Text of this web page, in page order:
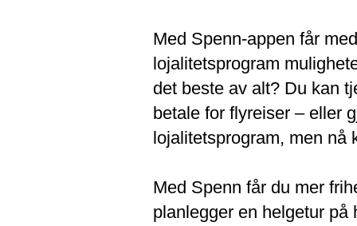
Med Spenn-appen får
lojalitetsprogram
det beste av alt? Du kan
betale for flyreiser – eller
lojalitetsprogram, men nå
Med Spenn får du mer
planlegger en helgetur